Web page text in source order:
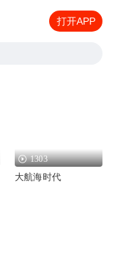
打开APP
1303
大航海时代